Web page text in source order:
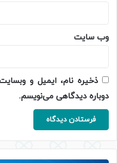
وب‌ سایت
ذخیره نام، ایمیل و
دوباره دیدگاهی می‌نویسم.